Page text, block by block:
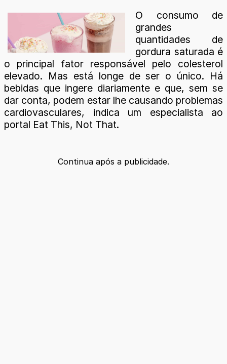
O consumo de
grandes
quantidades de
gordura saturada é
o principal fator responsável pelo colesterol
elevado. Mas está longe de ser o único. Há
bebidas que ingere diariamente e que, sem se
dar conta, podem estar lhe causando problemas
cardiovasculares, indica um especialista ao
portal Eat This, Not That.
Continua após a publicidade.